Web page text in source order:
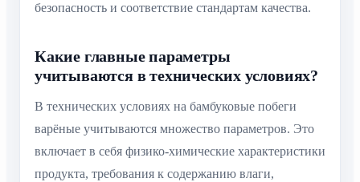
безопасность и соответствие стандартам качества.
Какие главные параметры
учитываются в технических условиях?
В технических условиях на бамбуковые побеги
варёные учитываются множество параметров. Это
включает в себя физико-химические характеристики
продукта, требования к содержанию влаги,